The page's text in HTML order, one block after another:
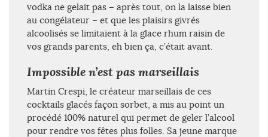
vodka ne gelait pas – après tout, on la laisse bien
au congélateur – et que les plaisirs givrés
alcoolisés se limitaient à la glace rhum raisin de
vos grands parents, eh bien ça, c’était avant.
Impossible n’est pas marseillais
Martin Crespi, le créateur marseillais de ces
cocktails glacés façon sorbet, a mis au point un
procédé 100% naturel qui permet de geler l’alcool
pour rendre vos fêtes plus folles. Sa jeune marque